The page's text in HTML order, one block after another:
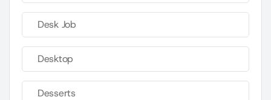
Desk Job
Desktop
Desserts